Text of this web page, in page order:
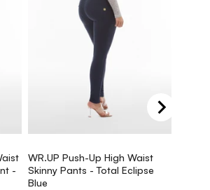
-
WR.UP Push-Up High Waist
Skinny Pants - Total Eclipse
Blue